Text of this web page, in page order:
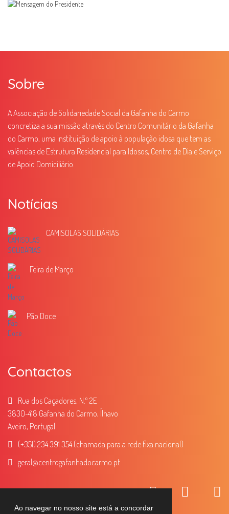
Ao navegar no nosso site está a concordar
Sobre
A Associação de Solidariedade Social da Gafanha do Carmo
concretiza a sua missão através do Centro Comunitário da Gafanha
do Carmo, uma instituição de apoio à população idosa que tem as
valências de Estrutura Residencial para Idosos, Centro de Dia e Serviço
de Apoio Domiciliário.
Notícias
CAMISOLAS SOLIDÁRIAS
Feira de Março
Pão Doce
Contactos
Rua dos Caçadores, N.º 2E
3830-418 Gafanha do Carmo, Ílhavo
Aveiro, Portugal
(+351) 234 391 354 (chamada para a rede fixa nacional)
geral @centrogafanhadocarmo.pt